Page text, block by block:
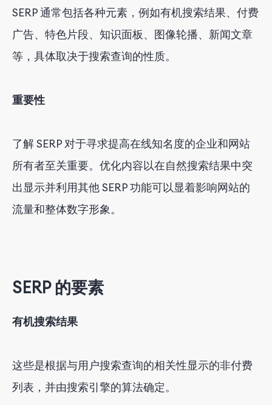
SERP 通常包括各种元素，例如有机搜索结果、付费
广告、特色片段、知识面板、图像轮播、新闻文章
等，具体取决于搜索查询的性质。
重要性
了解 SERP 对于寻求提高在线知名度的企业和网站
所有者至关重要。优化内容以在自然搜索结果中突
出显示并利用其他 SERP 功能可以显着影响网站的
流量和整体数字形象。
SERP 的要素
有机搜索结果
这些是根据与用户搜索查询的相关性显示的非付费
列表，并由搜索引擎的算法确定。